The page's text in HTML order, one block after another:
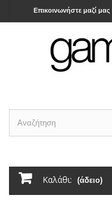
Επικοινωνήστε μαζί μας
Καλάθι: (άδειο)